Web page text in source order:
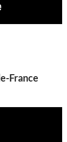
France